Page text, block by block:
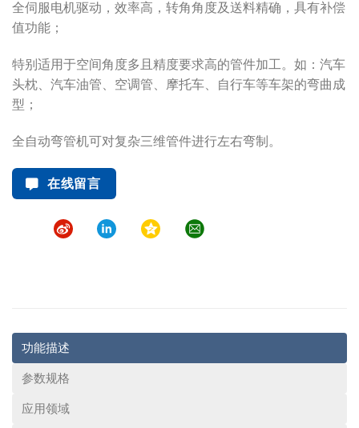
全伺服电机驱动，效率高，转角角度及送料精确，具有补偿
值功能；
特别适用于空间角度多且精度要求高的管件加工。如：汽车
头枕、汽车油管、空调管、摩托车、自行车等车架的弯曲成
型；
全自动弯管机可对复杂三维管件进行左右弯制。
在线留言
功能描述
参数规格
应用领域